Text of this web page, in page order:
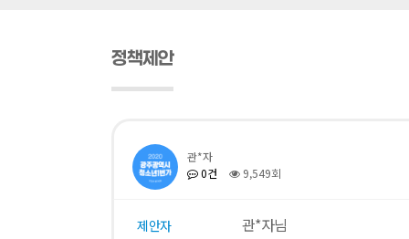
정책제안
관*자
0건
9,549회
제안자 관*자님